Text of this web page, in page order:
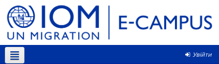
Увійти